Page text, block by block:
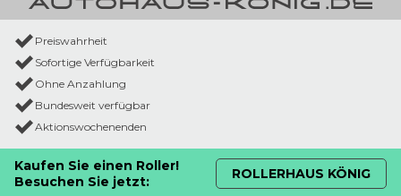
Preiswahrheit
Sofortige Verfügbarkeit
Ohne Anzahlung
Bundesweit verfügbar
Aktionswochenenden
Kaufen Sie einen Roller!
Besuchen Sie jetzt:
ROLLERHAUS KÖNIG